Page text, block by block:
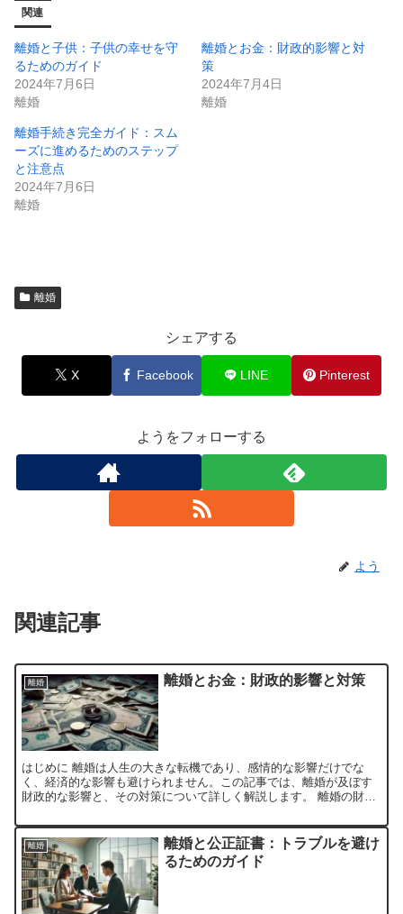
関連
離婚と子供：子供の幸せを守
るためのガイド
2024年7月6日
離婚
離婚とお金：財政的影響と対
策
2024年7月4日
離婚
離婚手続き完全ガイド：スム
ーズに進めるためのステップ
と注意点
2024年7月6日
離婚
離婚
シェアする
X Facebook LINE Pinterest
ようをフォローする
よう
関連記事
離婚 離婚とお金：財政的影響と対策
はじめに 離婚は人生の大きな転機であり、感情的な影響だけでな
く、経済的な影響も避けられません。この記事では、離婚が及ぼす
財政的な影響と、その対策について詳しく解説します。 離婚の財政
離婚
離婚と公正証書：トラブルを避け
るためのガイド